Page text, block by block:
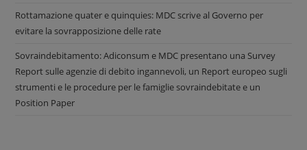
Rottamazione quater e quinquies: MDC scrive al Governo per
evitare la sovrapposizione delle rate
Sovraindebitamento: Adiconsum e MDC presentano una Survey
Report sulle agenzie di debito ingannevoli, un Report europeo sugli
strumenti e le procedure per le famiglie sovraindebitate e un
Position Paper